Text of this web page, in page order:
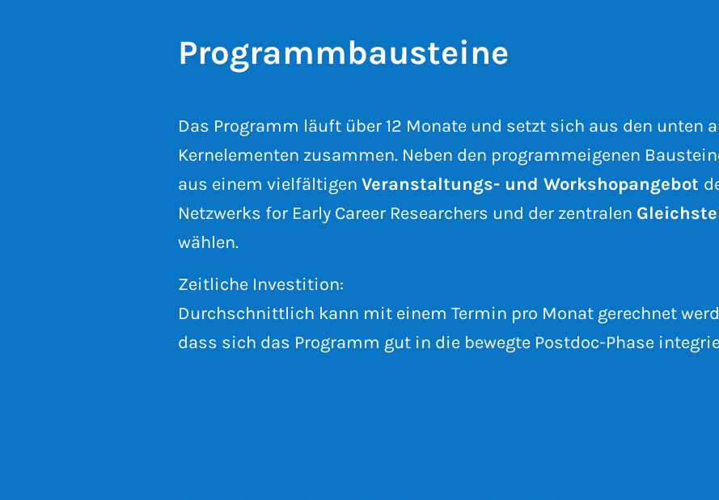
Pro­gramm­bau­stei­ne
Das Programm läuft über 12 Monate und setzt sich aus den unten
Kernelementen zusammen. Neben den programmeigenen
aus einem vielfältigen Veranstaltungs- und Workshopangebot
Netzwerks for Early Career Researchers und der zentralen
wählen.
Zeitliche Investition:
Durchschnittlich kann mit einem Termin pro Monat gerechnet
dass sich das Programm gut in die bewegte Postdoc-Phase